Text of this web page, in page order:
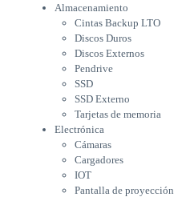
Cámaras
Cargadores
IOT
Pantalla de proyección
Pantallas
Parlantes
Proyectores
Relojes Inteligentes
Televisores
Gaming
Escritorios & Sillas
Hogar
Almacenamiento
Cintas Backup LTO
Discos Duros
Discos Externos
Pendrive
SSD
SSD Externo
Tarjetas de memoria
Electrónica
Cámaras
Cargadores
IOT
Pantalla de proyección